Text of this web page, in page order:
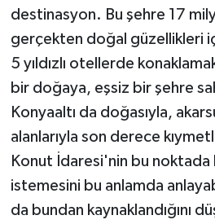
destinasyon. Bu şehre 17
gerçekten doğal güzellikleri
5 yıldızlı otellerde
bir doğaya, eşsiz bir şehre
Konyaaltı da doğasıyla,
alanlarıyla son derece
Konut İdaresi'nin bu noktada
istemesini bu anlamda
da bundan kaynaklandığını